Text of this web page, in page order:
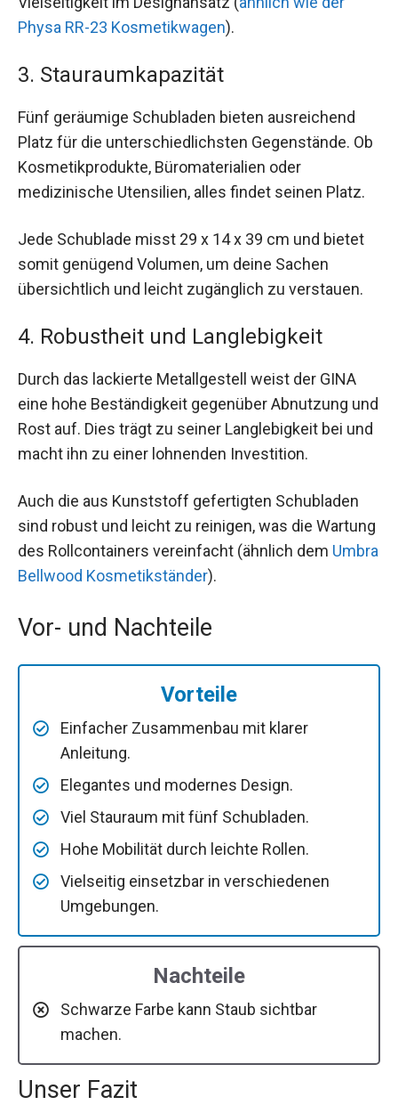
Physa RR-23 Kosmetikwagen).
3. Stauraumkapazität
Fünf geräumige Schubladen bieten ausreichend
Platz für die unterschiedlichsten Gegenstände. Ob
Kosmetikprodukte, Büromaterialien oder
medizinische Utensilien, alles findet seinen Platz.
Jede Schublade misst 29 x 14 x 39 cm und bietet
somit genügend Volumen, um deine Sachen
übersichtlich und leicht zugänglich zu verstauen.
4. Robustheit und Langlebigkeit
Durch das lackierte Metallgestell weist der GINA
eine hohe Beständigkeit gegenüber Abnutzung und
Rost auf. Dies trägt zu seiner Langlebigkeit bei und
macht ihn zu einer lohnenden Investition.
Auch die aus Kunststoff gefertigten Schubladen
sind robust und leicht zu reinigen, was die Wartung
des Rollcontainers vereinfacht (ähnlich dem Umbra
Bellwood Kosmetikständer).
Vor- und Nachteile
Vorteile
Einfacher Zusammenbau mit klarer
Anleitung.
Elegantes und modernes Design.
Viel Stauraum mit fünf Schubladen.
Hohe Mobilität durch leichte Rollen.
Vielseitig einsetzbar in verschiedenen
Umgebungen.
Nachteile
Schwarze Farbe kann Staub sichtbar
machen.
Unser Fazit